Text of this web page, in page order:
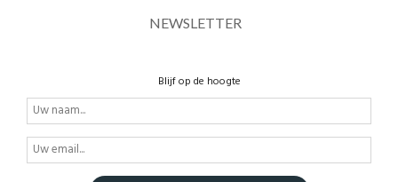
NEWSLETTER
Blijf op de hoogte